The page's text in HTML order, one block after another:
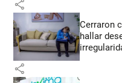
share
Cerraron
hallar
share